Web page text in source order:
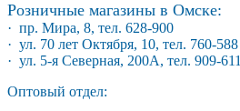
Розничные магазины в Омске:
· пр. Мира, 8, тел. 628-900
· ул. 70 лет Октября, 10, тел. 760-588
· ул. 5-я Северная, 200А, тел. 909-611
Оптовый отдел: